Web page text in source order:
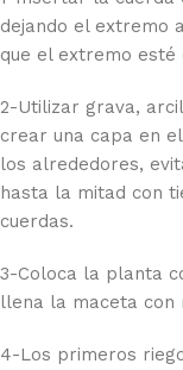
dejando el extremo
que el extremo
2-Utilizar grava,
crear una capa en
los alrededores,
hasta la mitad con
cuerdas.
3-Coloca la planta
llena la maceta
4-Los primeros